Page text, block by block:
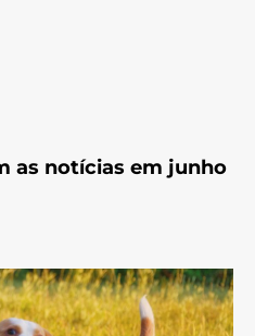
as notícias em junho